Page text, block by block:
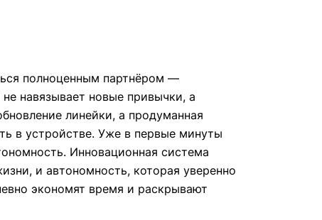
полноценным партнёром —
навязывает новые привычки, а
линейки, а продуманная
в устройстве. Уже в первые минуты
Инновационная система
и автономность, которая уверенно
экономят время и раскрывают